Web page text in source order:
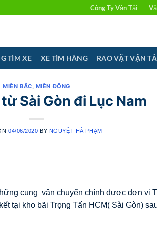
Công Ty Vận Tải
TÌM XE XE TÌM HÀNG RAO VẶT VẬN
MIỀN BẮC, MIỀN ĐÔNG
Sài Gòn đi Lục Nam
04/06/2020 BY NGUYỆT HÀ PHẠM
cung vận chuyển chính được đơn vị
tại kho bãi Trọng Tấn HCM( Sài Gòn)